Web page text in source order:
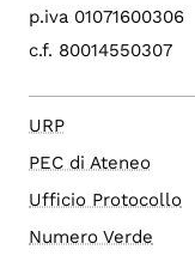
p.iva 01071600306
c.f. 80014550307
URP
PEC di Ateneo
Ufficio Protocollo
Numero Verde